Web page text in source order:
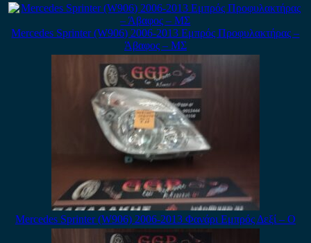
Mercedes Sprinter (W906) 2006-2013 Εμπρός Προφυλακτήρας –
Άβαφος – ΜΣ
Mercedes Sprinter (W906) 2006-2013 Φανάρι Εμπρός Δεξί – Ο